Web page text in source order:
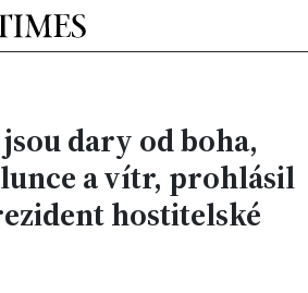
dary od boha,
a vítr, prohlásil
hostitelské